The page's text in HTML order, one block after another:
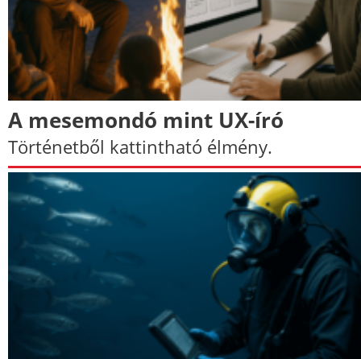
A mesemondó mint UX-író
Történetből kattintható élmény.